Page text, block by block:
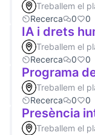
Treballem el
Recerca
0 0
IA i drets
Treballem el
Recerca
0 0
Programa
Treballem el
Recerca
0 0
Presència
Treballem el